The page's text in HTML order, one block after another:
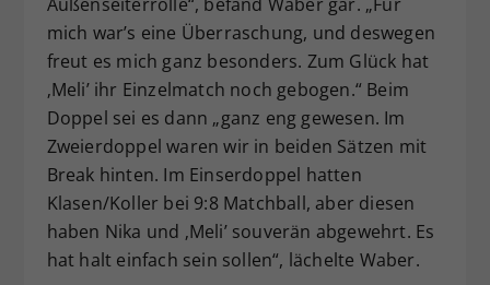
mich war’s eine Überraschung, und deswegen
freut es mich ganz besonders. Zum Glück hat
‚Meli’ ihr Einzelmatch noch gebogen.“ Beim
Doppel sei es dann „ganz eng gewesen. Im
Zweierdoppel waren wir in beiden Sätzen mit
Break hinten. Im Einserdoppel hatten
Klasen/Koller bei 9:8 Matchball, aber diesen
haben Nika und ‚Meli’ souverän abgewehrt. Es
hat halt einfach sein sollen“, lächelte Waber.